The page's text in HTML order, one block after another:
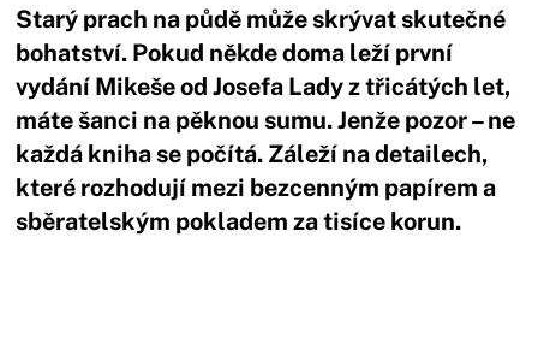
Starý prach na půdě může skrývat skutečné
bohatství. Pokud někde doma leží první
vydání Mikeše od Josefa Lady z třicátých let,
máte šanci na pěknou sumu. Jenže pozor – ne
každá kniha se počítá. Záleží na detailech,
které rozhodují mezi bezcenným papírem a
sběratelským pokladem za tisíce korun.